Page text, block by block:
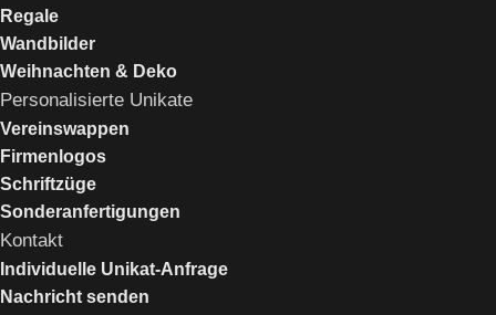
Regale
Wandbilder
Weihnachten & Deko
Personalisierte Unikate
Vereinswappen
Firmenlogos
Schriftzüge
Sonderanfertigungen
Kontakt
Individuelle Unikat-Anfrage
Nachricht senden